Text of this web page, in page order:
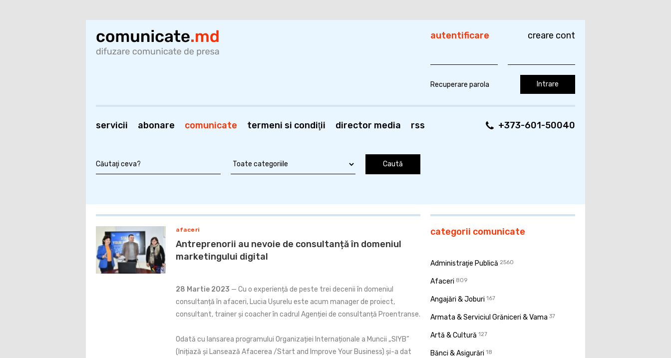
servicii abonare comunicate termeni si condiţii director media rss +373-601-50040
autentificare creare cont
Recuperare parola
afaceri
Antreprenorii au nevoie de consultanță în domeniul
marketingului digital
28 Martie 2023 — Cu o experiență de peste trei decenii în domeniul
consultanță în afaceri, Lucia Ușurelu este acum manager de proiect,
consultant, trainer și coacher în cadrul Agenției de consultanță Proentranse.
Odată cu lansarea programului Organizației Internaționale a Muncii „SIYB”
(Inițiază și Lansează Afacerea /Start and Improve Your Business) și-a dat
categorii comunicate
Administraţie Publică 2560
Afaceri 809
Angajări & Joburi 167
Armata & Serviciul Grăniceri & Vama 37
Artă & Cultură 127
Bănci & Asigurări 18